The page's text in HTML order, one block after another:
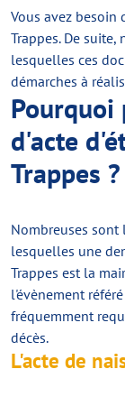
Vous avez besoin
Trappes. De
lesquelles ces
démarches à
Pourquoi
d'acte
Trappes ?
Nombreuses sont
lesquelles une
Trappes est la
l'évènement
fréquemment
décès.
L'acte de